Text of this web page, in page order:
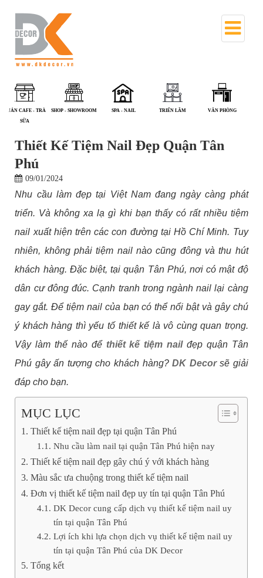
NHÀ PHỐ
PHÒNG KHÁM - NHÀ
QUÁN ĂN
QUÁN CAFE - TRÀ
SHOP - SHOWROOM
Thiết Kế Tiệm Nail Đẹp Quận Tân
Phú
09/01/2024
Nhu cầu làm đẹp tại Việt Nam đang ngày càng phát
triển. Và không xa lạ gì khi bạn thấy có rất nhiều tiệm
nail xuất hiện trên các con đường tại Hồ Chí Minh. Tuy
nhiên, không phải tiệm nail nào cũng đông và thu hút
khách hàng. Đặc biệt, tại quận Tân Phú, nơi có mật độ
dân cư đông đúc. Cạnh tranh trong ngành nail lại càng
gay gắt. Để tiệm nail của bạn có thể nổi bật và gây chú
ý khách hàng thì yếu tố thiết kế là vô cùng quan trọng.
Vậy làm thế nào để thiết kế tiệm nailđẹp quận Tân
Phú gây ấn tượng cho khách hàng?DK Decorsẽ giải
đáp cho bạn.
MỤC LỤC
Thiết kế tiệm nail đẹp tại quận Tân Phú
Nhu cầu làm nail tại quận Tân Phú hiện nay
Thiết kế tiệm nail đẹp gây chú ý với khách hàng
Màu sắc ưa chuộng trong thiết kế tiệm nail
Đơn vị thiết kế tiệm nail đẹp uy tín tại quận Tân Phú
DK Decor cung cấp dịch vụ thiết kế tiệm nail uy
tín tại quận Tân Phú
Lợi ích khi lựa chọn dịch vụ thiết kế tiệm nail uy
tín tại quận Tân Phú của DK Decor
Tổng kết